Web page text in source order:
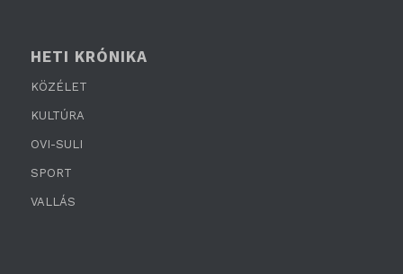
HETI KRÓNIKA
KÖZÉLET
KULTÚRA
OVI-SULI
SPORT
VALLÁS